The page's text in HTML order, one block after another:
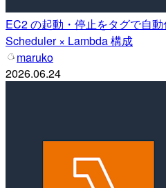
EC2 の起動・停止をタグで自
Scheduler × Lambda 構成
maruko
2026.06.24